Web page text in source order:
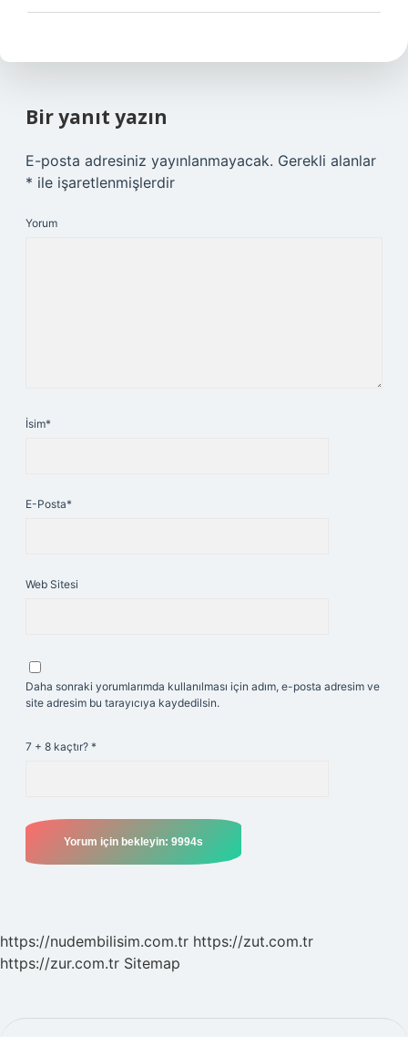
Bir yanıt yazın
E-posta adresiniz yayınlanmayacak. Gerekli alanlar
* ile işaretlenmişlerdir
Yorum
İsim*
E-Posta*
Web Sitesi
Daha sonraki yorumlarımda kullanılması için adım, e-posta adresim ve
site adresim bu tarayıcıya kaydedilsin.
7 + 8 kaçtır? *
https://nudembilisim.com.tr https://zut.com.tr
https://zur.com.tr Sitemap